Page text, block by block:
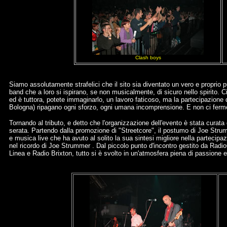
Clash boys
Siamo assolutamente strafelici che il sito sia diventato un vero e proprio
band che a loro si ispirano, se non musicalmente, di sicuro nello spirito.
ed è tuttora, potete immaginarlo, un lavoro faticoso, ma la
Bologna) ripagano ogni sforzo, ogni umana incomprensione. E non ci
Tornando al tributo, e detto che l'organizzazione dell'evento è stata
serata. Partendo dalla promozione di "Streetcore", il postumo di Joe
e musica live che ha avuto al solito la sua sintesi migliore nella
nel ricordo di Joe Strummer . Dal piccolo punto d'incontro gestito da
Linea e Radio Brixton, tutto si è svolto in un'atmosfera piena di passione